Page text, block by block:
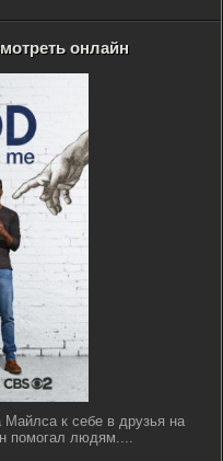
онлайн
Майлса к себе в друзья на
помогал людям....